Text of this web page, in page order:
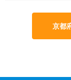
京都